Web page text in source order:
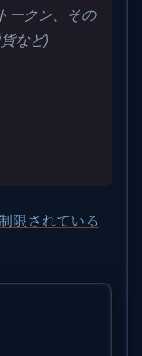
ークン、その
など)
限されている